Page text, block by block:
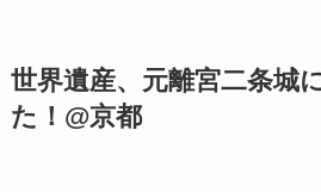
世界遺産、元離宮二条城
た！@京都